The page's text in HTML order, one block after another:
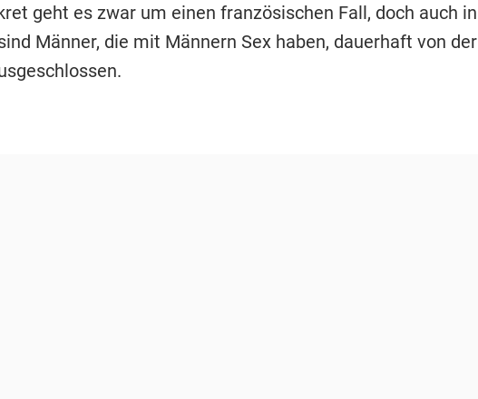
geht es zwar um einen französischen Fall, doch auch in
Männer, die mit Männern Sex haben, dauerhaft von der